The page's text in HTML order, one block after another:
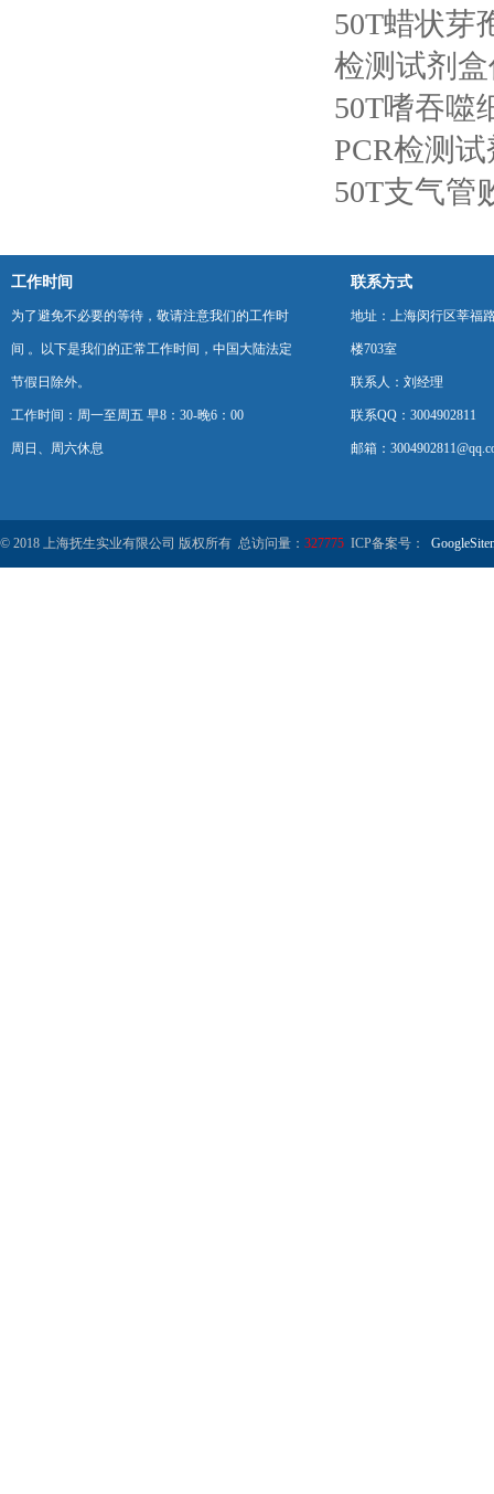
50T蜡状芽
检测试剂
50T嗜吞噬
PCR检测
50T支气管
工作时间
为了避免不必要的等待，敬请注意我们的工作时
间 。以下是我们的正常工作时间，中国大陆法定
节假日除外。
工作时间：周一至周五 早8：30-晚6：00
周日、周六休息
联系方式
地址：上海闵行区莘福
楼703室
联系人：刘经理
联系QQ：3004902811
邮箱：
© 2018 上海抚生实业有限公司 版权所有 总访问量： 327775 ICP备案号：